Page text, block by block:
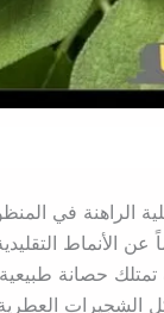
الراهنة في
الأنماط
حصانة
الشجيرات